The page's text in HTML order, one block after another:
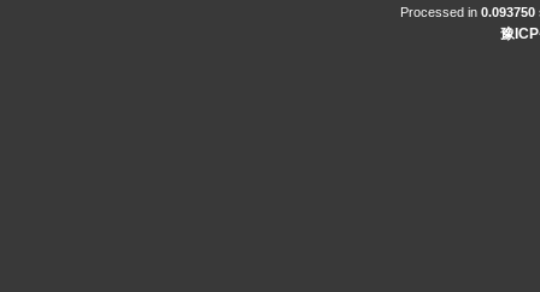
Processed in 0.093750
豫